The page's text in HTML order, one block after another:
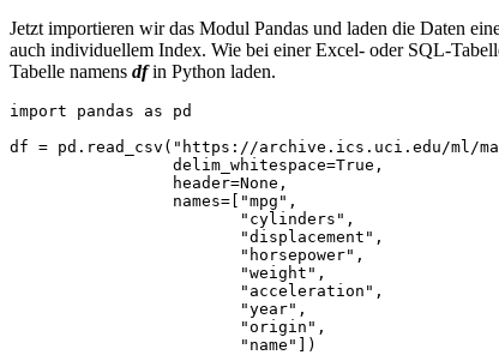
Jetzt importieren wir das Modul Pandas und laden die Daten
auch individuellem Index. Wie bei einer Excel- oder SQL-
Tabelle namens dfin Python laden.
import pandas as pd
df = pd.read_csv("https://archive.ics.uci.edu/ml/
                 delim_whitespace=True,
                 header=None,
                 names=["mpg",
                        "cylinders",
                        "displacement",
                        "horsepower",
                        "weight",
                        "acceleration",
                        "year",
                        "origin",
                        "name"])